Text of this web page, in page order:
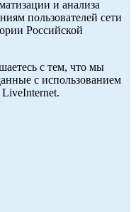
и анализа
пользователей сети
Российской
с тем, что мы
с использованием
LiveInternet.